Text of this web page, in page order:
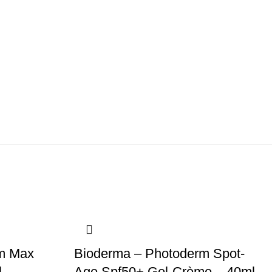
Max
Bioderma – Photoderm Spot-